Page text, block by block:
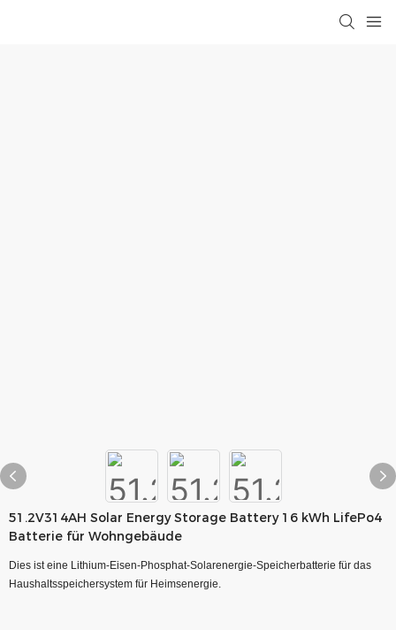
51.2V314AH Solar Energy Storage Battery 16 kWh LifePo4
Batterie für Wohngebäude
Dies ist eine Lithium-Eisen-Phosphat-Solarenergie-Speicherbatterie für das
Haushaltsspeichersystem für Heimsenergie.